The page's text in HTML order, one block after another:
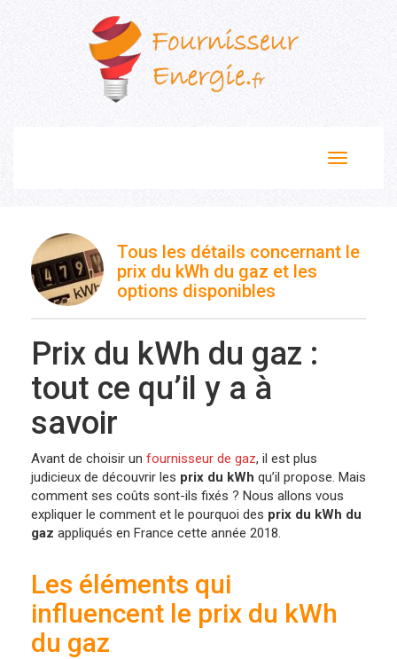
Toggle
Tous les détails concernant le
prix du kWh du gaz et les
options disponibles
Prix du kWh du gaz :
tout ce qu’il y a à
savoir
Avant de choisir un fournisseur de gaz, il est plus
judicieux de découvrir les prix du kWh qu’il propose. Mais
comment ses coûts sont-ils fixés ? Nous allons vous
expliquer le comment et le pourquoi des prix du kWh du
gaz appliqués en France cette année 2018.
Les éléments qui
influencent le prix du kWh
du gaz